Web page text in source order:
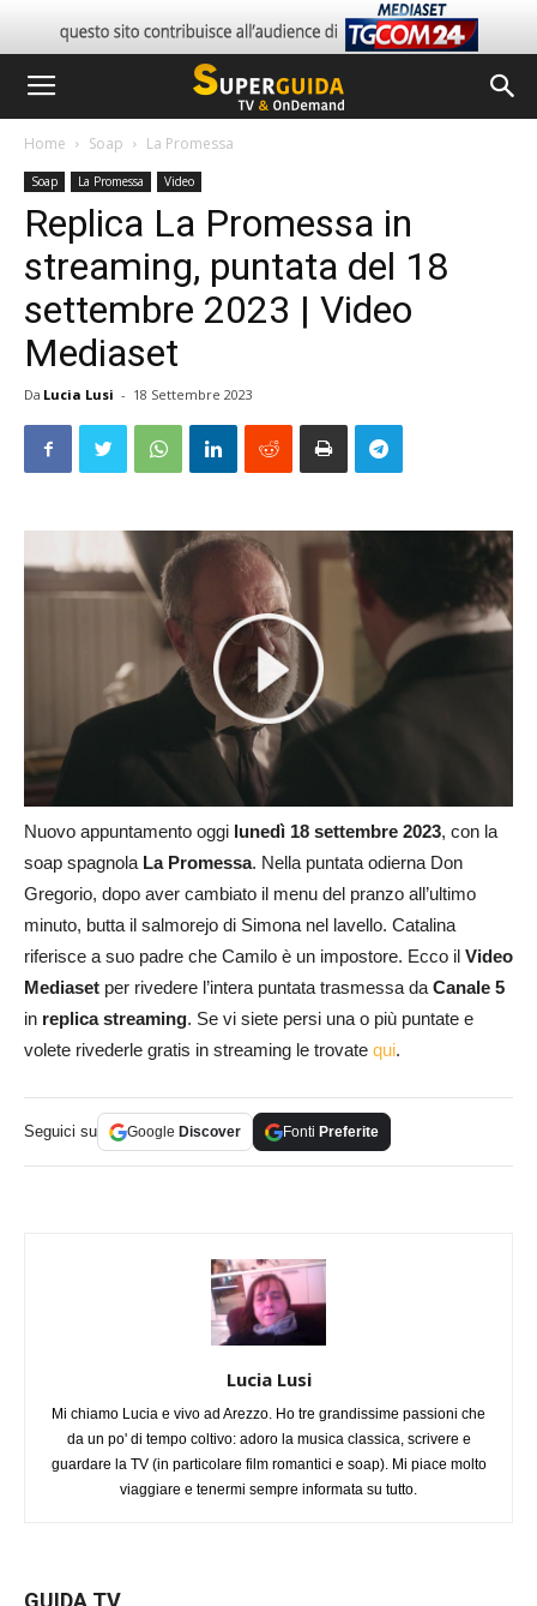
Home Soap La Promessa
Soap La Promessa Video
Replica La Promessa in
streaming, puntata del 18
settembre 2023 | Video
Mediaset
Da Lucia Lusi - 18 Settembre 2023
Nuovo appuntamento oggi lunedì 18 settembre 2023, con la
soap spagnola La Promessa. Nella puntata odierna Don
Gregorio, dopo aver cambiato il menu del pranzo all’ultimo
minuto, butta il salmorejo di Simona nel lavello. Catalina
riferisce a suo padre che Camilo è un impostore. Ecco il Video
Mediaset per rivedere l’intera puntata trasmessa daCanale 5
in replica streaming. Se vi siete persi una o più puntate e
volete rivederle gratis in streaming le trovate qui.
Seguici su Google Discover Fonti Preferite
Lucia Lusi
Mi chiamo Lucia e vivo ad Arezzo. Ho tre grandissime passioni che
da un po' di tempo coltivo: adoro la musica classica, scrivere e
guardare la TV (in particolare film romantici e soap). Mi piace molto
viaggiare e tenermi sempre informata su tutto.